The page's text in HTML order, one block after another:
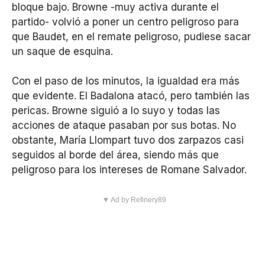
bloque bajo. Browne -muy activa durante el
partido- volvió a poner un centro peligroso para
que Baudet, en el remate peligroso, pudiese sacar
un saque de esquina.
Con el paso de los minutos, la igualdad era más
que evidente. El Badalona atacó, pero también las
pericas. Browne siguió a lo suyo y todas las
acciones de ataque pasaban por sus botas. No
obstante, María Llompart tuvo dos zarpazos casi
seguidos al borde del área, siendo más que
peligroso para los intereses de Romane Salvador.
▼ Ad by Refinery89